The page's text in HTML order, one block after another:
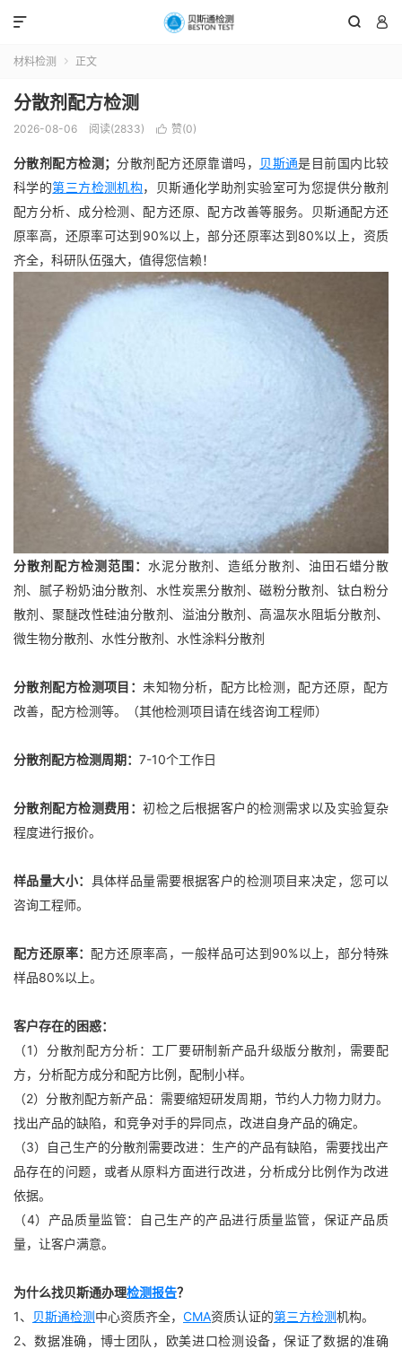
 

材料检测  正文
分散剂配方检测
2026-08-06 阅读(2833)  赞(0)
分散剂配方检测； 分散剂配方还原靠谱吗， 贝斯通是目前国内比较
科学的第三方检测机构， 贝斯通化学助剂实验室可为您提供分散剂
配方分析、成分检测、配方还原、配方改善等服务。
贝斯通配方还
原率高，还原率可达到90%以上，部分还原率达到80%以上，资质
齐全，科研队伍强大，值得您信赖！
分散剂配方检测范围： 水泥分散剂、造纸分散剂、油田石蜡分散
剂、腻子粉奶油分散剂、水性炭黑分散剂、磁粉分散剂、钛白粉分
散剂、聚醚改性硅油分散剂、溢油分散剂、高温灰水阻垢分散剂、
微生物分散剂、水性分散剂、水性涂料分散剂
分散剂配方检测项目：未知物分析，配方比检测，配方还原，配方
改善，配方检测等。（其他检测项目请在线咨询工程师）
分散剂配方检测周期： 7-10个工作日
分散剂配方检测费用：初检之后根据客户的检测需求以及实验复杂
程度进行报价。
样品量大小： 具体样品量需要根据客户的检测项目来决定，您可以
咨询工程师。
配方还原率：配方还原率高，一般样品可达到90%以上，部分特殊
样品80%以上。
客户存在的困惑：
（1）分散剂配方分析：工厂要研制新产品升级版分散剂，需要配
方，分析配方成分和配方比例，配制小样。
（2）分散剂配方新产品：需要缩短研发周期，节约人力物力财力。
找出产品的缺陷，和竞争对手的异同点，改进自身产品的确定。
（3）自己生产的分散剂需要改进：生产的产品有缺陷，需要找出产
品存在的问题，或者从原料方面进行改进，分析成分比例作为改进
依据。
（4）产品质量监管：自己生产的产品进行质量监管，保证产品质
量，让客户满意。
为什么找贝斯通办理检测报告？
1、
贝斯通检测中心资质齐全， CMA资质认证的第三方检测机构。
2、数据准确，博士团队，欧美进口检测设备，保证了数据的准确